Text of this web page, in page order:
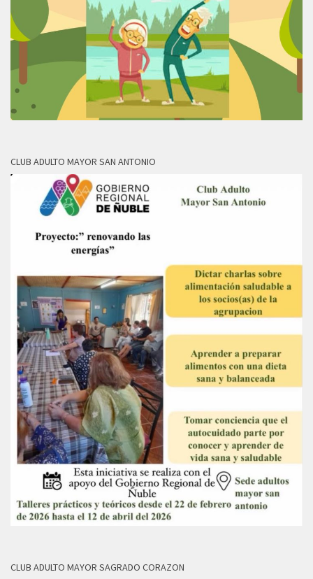
CLUB ADULTO MAYOR SAN ANTONIO
CLUB ADULTO MAYOR SAGRADO CORAZON